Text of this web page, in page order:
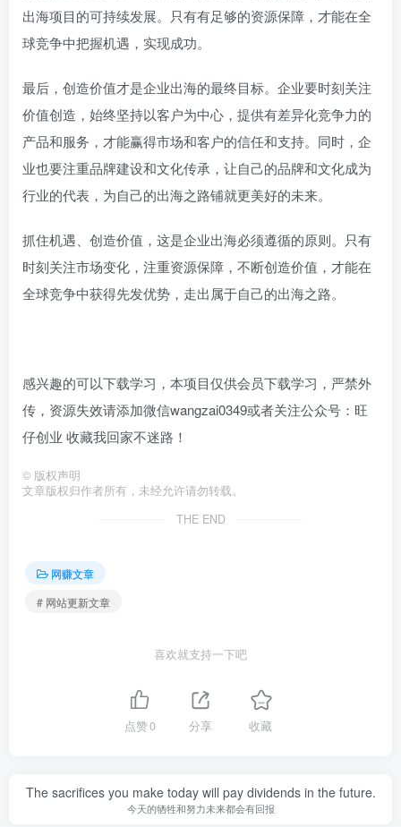
出海项目的可持续发展。只有有足够的资源保障，才能在全
球竞争中把握机遇，实现成功。
最后，创造价值才是企业出海的最终目标。企业要时刻关注
价值创造，始终坚持以客户为中心，提供有差异化竞争力的
产品和服务，才能赢得市场和客户的信任和支持。同时，企
业也要注重品牌建设和文化传承，让自己的品牌和文化成为
行业的代表，为自己的出海之路铺就更美好的未来。
抓住机遇、创造价值，这是企业出海必须遵循的原则。只有
时刻关注市场变化，注重资源保障，不断创造价值，才能在
全球竞争中获得先发优势，走出属于自己的出海之路。
感兴趣的可以下载学习，本项目仅供会员下载学习，严禁外
传，资源失效请添加微信wangzai0349或者关注公众号：旺
仔创业 收藏我回家不迷路！
© 版权声明
文章版权归作者所有，未经允许请勿转载。
THE END
网赚文章
# 网站更新文章
喜欢就支持一下吧
点赞0 分享 收藏
The sacrifices you make today will pay dividends in the future.
今天的牺牲和努力未来都会有回报